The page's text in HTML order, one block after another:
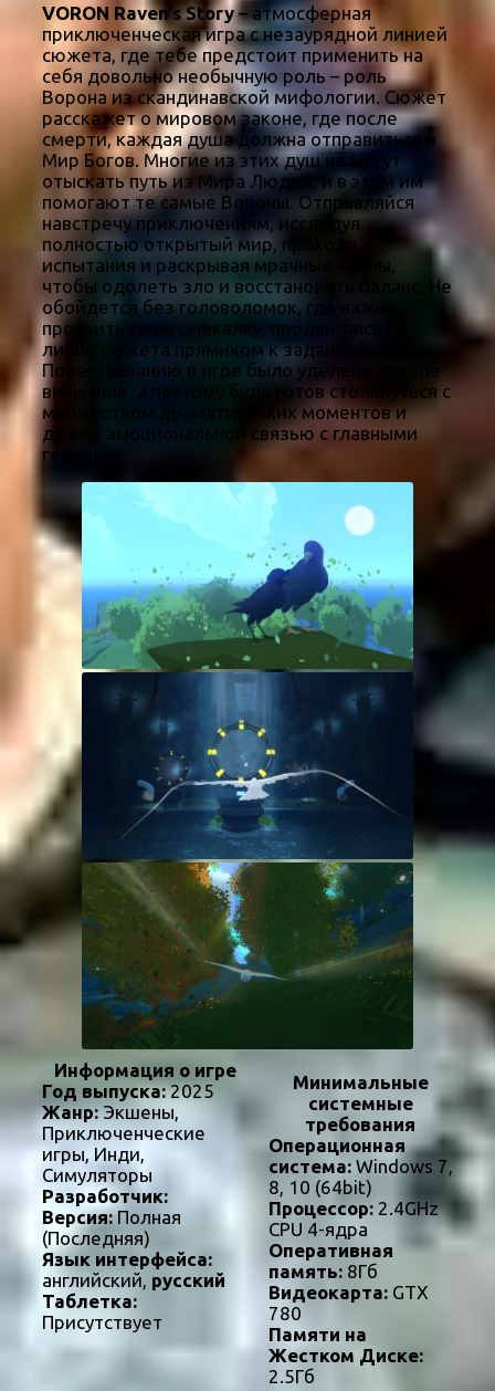
VORON Raven’s Story– атмосферная
приключенческая игра с незаурядной линией
сюжета, где тебе предстоит применить на
себя довольно необычную роль – роль
Ворона из скандинавской мифологии. Сюжет
расскажет о мировом законе, где после
смерти, каждая душа должна отправиться в
Мир Богов. Многие из этих душ не могут
отыскать путь из Мира Людей, и в этом им
помогают те самые Вороны. Отправляйся
навстречу приключениям, исследуя
полностью открытый мир, проходя
испытания и раскрывая мрачные тайны,
чтобы одолеть зло и восстановить баланс. Не
обойдется без головоломок, где важно
проявить свою смекалку, продвигаясь по
линии сюжета прямиком к заданной цели.
Повествованию в игре было уделено особое
внимание, а поэтому будь готов столкнуться с
множеством драматических моментов и
даже с эмоциональной связью с главными
героями.
Информация о игре
Год выпуска:2025
Жанр:Экшены,
Приключенческие
игры, Инди,
Симуляторы
Разработчик:
Версия:Полная
(Последняя)
Язык интерфейса:
английский, русский
Таблетка:
Присутствует
Минимальные
системные
требования
Операционная
система:Windows 7,
8, 10 (64bit)
Процессор:2.4GHz
CPU 4-ядра
Оперативная
память:8Гб
Видеокарта:GTX
780
Памяти на
Жестком Диске:
2.5Гб